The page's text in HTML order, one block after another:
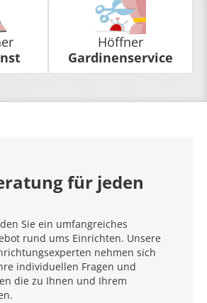
Höffner
Gardinenservice
für jeden
Sie ein umfangreiches
rund ums Einrichten. Unsere
nehmen sich
individuellen Fragen und
die zu Ihnen und Ihrem